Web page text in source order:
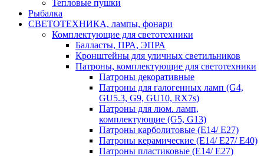
Тепловые пушки
Рыбалка
СВЕТОТЕХНИКА, лампы, фонари
Комплектующие для светотехники
Балласты, ПРА, ЭПРА
Кронштейны для уличных светильников
Патроны, комплектующие для светотехники
Патроны декоративные
Патроны для галогенных ламп (G4,
GU5.3, G9, GU10, RX7s)
Патроны для люм. ламп,
комплектующие (G5, G13)
Патроны карболитовые (E14/ E27)
Патроны керамические (E14/ E27/ E40)
Патроны пластиковые (E14/ E27)